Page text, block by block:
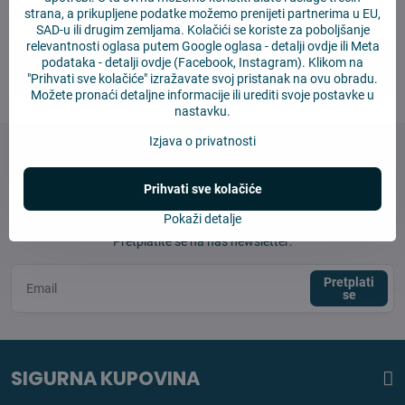
Kontakt
info​@4robot​.hr
Newsletter
Pretplatite se na naš newsletter:
Pretplati
se
SIGURNA KUPOVINA
strana, a prikupljene podatke možemo prenijeti partnerima u EU,
SAD-u ili drugim zemljama. Kolačići se koriste za poboljšanje
relevantnosti oglasa putem Google oglasa -detalji ovdjeili Meta
podataka -detalji ovdje (Facebook, Instagram). Klikom na
"Prihvati sve kolačiće" izražavate svoj pristanak na ovu obradu.
Možete pronaći detaljne informacije ili urediti svoje postavke u
nastavku.
Izjava o privatnosti
Pokaži detalje
Prihvati sve kolačiće